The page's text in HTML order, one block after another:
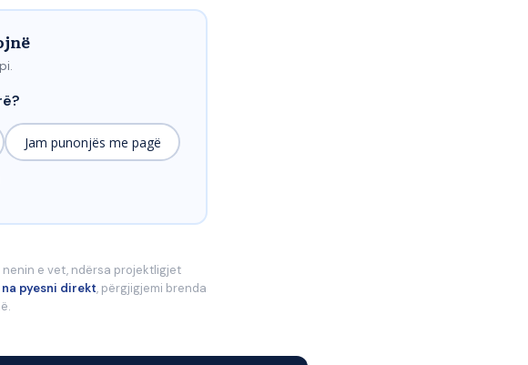
Jam punonjës me pagë
e vet, ndërsa projektligjet
na pyesni direkt, përgjigjemi brenda